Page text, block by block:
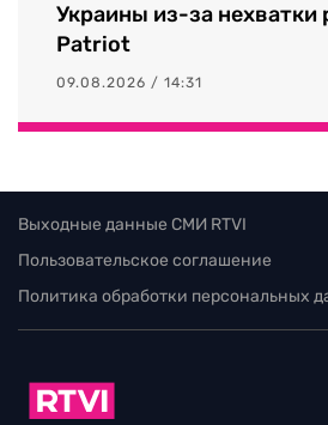
Украины из-за нехватки
Patriot
09.08.2026 / 14:31
Выходные данные СМИ RTVI
Пользовательское соглашение
Политика обработки персональных